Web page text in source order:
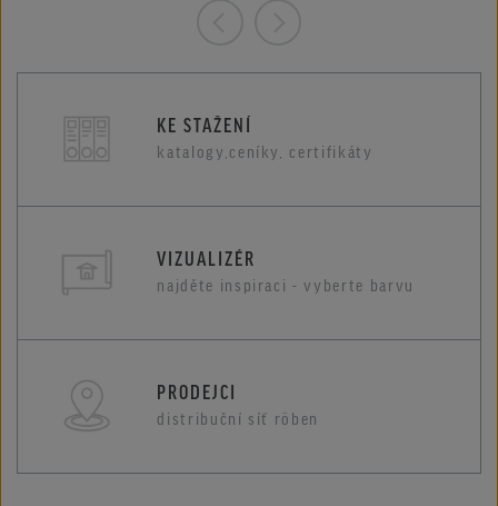
KE STAŽENÍ
katalogy,ceníky, certifikáty
VIZUALIZÉR
najděte inspiraci - vyberte barvu
PRODEJCI
distribuční síť röben